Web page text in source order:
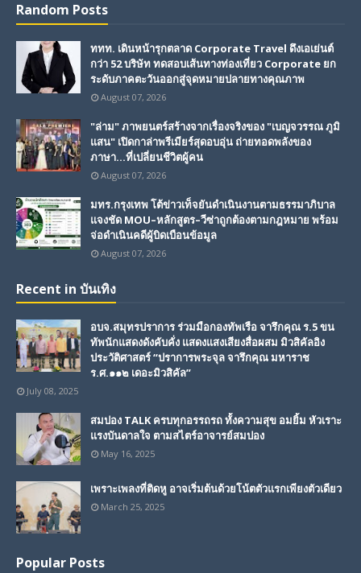
Random Posts
ททท. เดินหน้ารุกตลาด Corporate Travel ดึงเอเย่นต์
กว่า 52 บริษัท ทดสอบเส้นทางท่องเที่ยว Corporate ยก
ระดับภาคตะวันออกสู่จุดหมายปลายทางคุณภาพ
August 07, 2026
"ล่าม" ภาพยนตร์สร้างจากเรื่องจริงของ "เบญจวรรณ ภูมิ
แสน" เปิดกาล่าพรีเมียร์สุดอบอุ่น ถ่ายทอดพลังของ
ภาษา...ที่เปลี่ยนชีวิตผู้คน
August 07, 2026
มทร.กรุงเทพ โต้ข่าวเท็จยันดำเนินงานตามธรรมาภิบาล
แจงชัด MOU–หลักสูตร–วีซ่าถูกต้องตามกฎหมาย พร้อม
จ่อดำเนินคดีผู้บิดเบือนข้อมูล
August 07, 2026
Recent in บันเทิง
อบจ.สมุทรปราการ ร่วมมือกองทัพเรือ จารึกคุณ ร.5 ขน
ทัพนักแสดงดังคับคั่ง แสดงแสงเสียงสื่อผสม มิวสิคัลอิง
ประวัติศาสตร์ “ปราการพระจุล จารึกคุณ มหาราช
ร.ศ.๑๑๒ เดอะมิวสิคัล”
July 08, 2025
สมปอง TALK ครบทุกอรรถรถ ทั้งความสุข อมยิ้ม หัวเราะ
แรงบันดาลใจ ตามสไตร์อาจารย์สมปอง
May 16, 2025
เพราะเพลงที่ติดหู อาจเริ่มต้นด้วยโน้ตตัวแรกเพียงตัวเดียว
March 25, 2025
Popular Posts